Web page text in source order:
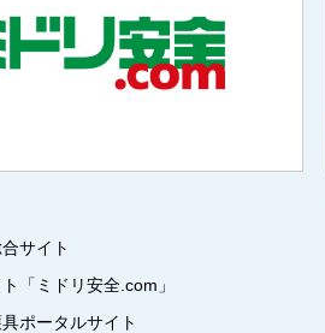
サイト
「ミドリ安全.com」
ポータルサイト